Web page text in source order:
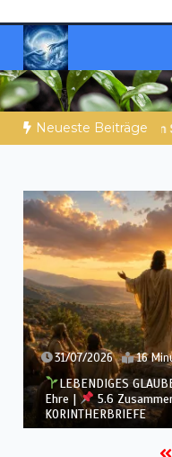
Inhalt
springen
Christliche
Materialien, die
leiten.
Neueste Beiträge
– Gott zeigt Hiob
30/07/2026 12
LEBENDIGES
Ehre |
5.5
KORINTHERBRIEFE